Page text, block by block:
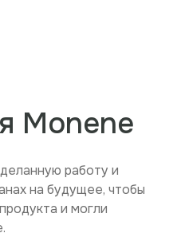
Monene
работу и
на будущее, чтобы
и могли